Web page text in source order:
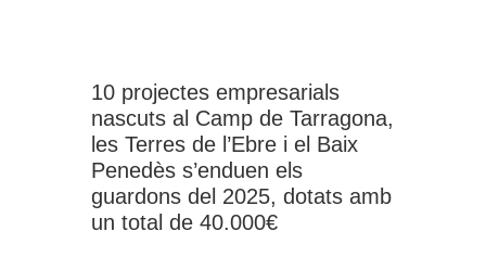
10 projectes empresarials
nascuts al Camp de Tarragona,
les Terres de l’Ebre i el Baix
Penedès s’enduen els
guardons del 2025, dotats amb
un total de 40.000€